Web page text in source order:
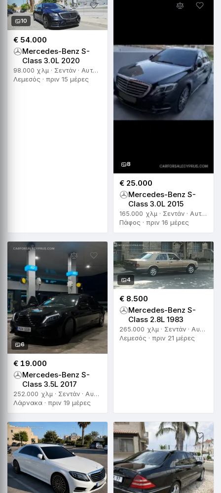
10
€ 54.000
Mercedes-Benz S-
Class 3.0L 2020
98.000 χλμ · Σεντάν · Αυτόματο
Λεμεσός · πριν 15 μέρες
8
€ 25.000
Mercedes-Benz S-
Class 3.0L 2015
165.000 χλμ · Σεντάν · Αυτόματο
Πάφος · πριν 16 μέρες
6
€ 19.000
Mercedes-Benz S-
Class 3.5L 2017
252.000 χλμ · Σεντάν · Αυτόματο
Λάρνακα · πριν 19 μέρες
4
€ 8.500
Mercedes-Benz S-
Class 2.8L 1983
265.000 χλμ · Σεντάν · Αυτόματο
Λεμεσός · πριν 21 μέρες